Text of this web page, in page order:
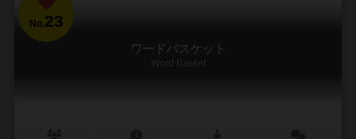
No.23
ワードバスケット
Word Basket